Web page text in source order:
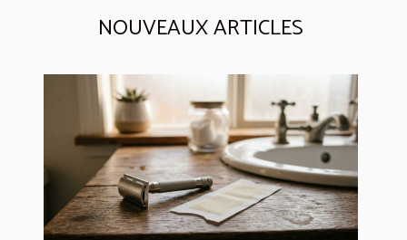
NOUVEAUX ARTICLES